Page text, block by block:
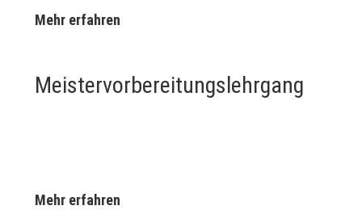
Mehr erfahren
Meister­vorbereitungs­lehrgang
Mehr erfahren